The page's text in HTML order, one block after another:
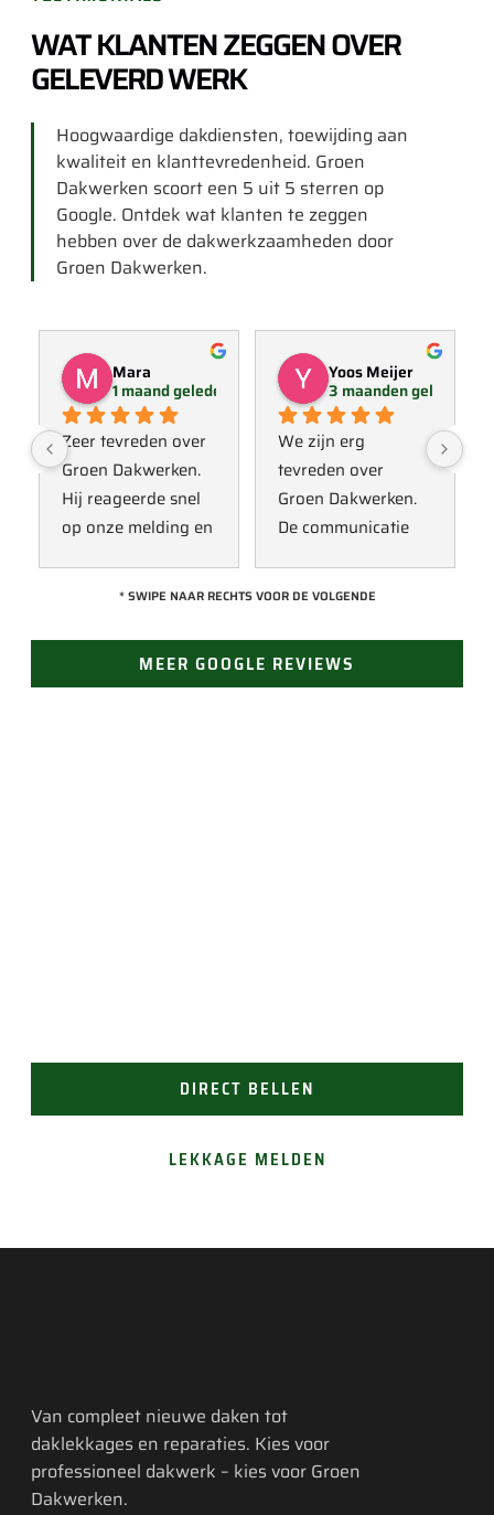
WAT KLANTEN ZEGGEN OVER
GELEVERD WERK
Hoogwaardige dakdiensten, toewijding aan
kwaliteit en klanttevredenheid. Groen
Dakwerken scoort een 5 uit 5 sterren op
Google. Ontdek wat klanten te zeggen
hebben over de dakwerkzaamheden door
Groen Dakwerken.
Mara
1 maand geleden
Zeer tevreden over
Groen Dakwerken.
Hij reageerde snel
op onze melding en
een collega kijken
Omdat een
definitieve reparatie
Yoos Meijer
3 maanden geleden
We zijn erg
tevreden over
Groen Dakwerken.
De communicatie
met Jan, hij heeft
vak en werkt snel &
zorgvuldig. Echt
* SWIPE NAAR RECHTS VOOR DE VOLGENDE
MEER GOOGLE REVIEWS
DIRECT BELLEN
LEKKAGE MELDEN
Van compleet nieuwe daken tot
daklekkages en reparaties. Kies voor
professioneel dakwerk – kies voor Groen
Dakwerken.